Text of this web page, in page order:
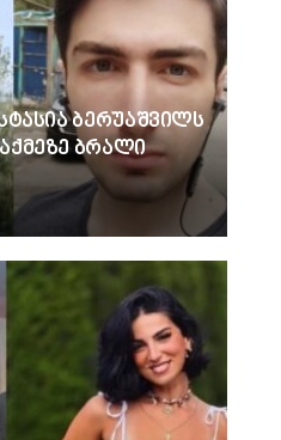
ბერუაშვილს
ბრალი